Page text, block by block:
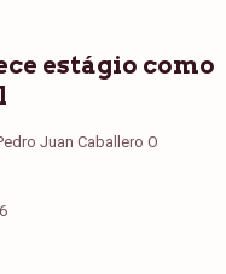
estágio como
Juan Caballero O